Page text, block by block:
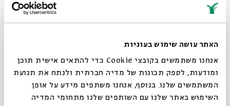
האתר עושה שימוש בעוגיות
אנחנו משתמשים בקובצי Cookie כדי להתאים אישית תוכן
ומודעות, לספק תכונות של מדיה חברתית ולנתח את תנועת
המשתמשים שלנו. בנוסף, אנחנו משתפים מידע על אופן
השימוש באתר שלנו עם השותפים שלנו מתחומי המדיה
הצטרפו לקהילת הפייסבוק שלנו >>
https://bit.ly/3YnfYJu
פרקים נוספים בסדרה
סגור